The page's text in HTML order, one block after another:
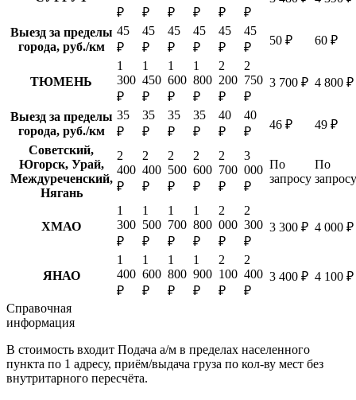
₽
₽
₽
₽
₽
₽
Выезд за пределы
города, руб./км
45
₽
45
₽
45
₽
45
₽
45
₽
45
₽
50 ₽ 60 ₽
ТЮМЕНЬ
1
300
₽
1
450
₽
1
600
₽
1
800
₽
2
200
₽
2
750
₽
3 700 ₽ 4 800 ₽
Выезд за пределы
города, руб./км
35
₽
35
₽
35
₽
35
₽
40
₽
40
₽
46 ₽
49 ₽
Советский,
Югорск, Урай,
Междуреченский,
Нягань
2
400
₽
2
400
₽
2
500
₽
2
600
₽
2
700
₽
3
000
₽
По
запросу
По
запросу
ХМАО
1
300
₽
1
500
₽
1
700
₽
1
800
₽
2
000
₽
2
300
₽
3 300 ₽ 4 000 ₽
ЯНАО
1
400
₽
1
600
₽
1
800
₽
1
900
₽
2
100
₽
2
400
₽
3 400 ₽ 4 100 ₽
Справочная
информация
В стоимость входит Подача а/м в пределах населенного
пункта по 1 адресу, приём/выдача груза по кол-ву мест без
внутритарного пересчёта.